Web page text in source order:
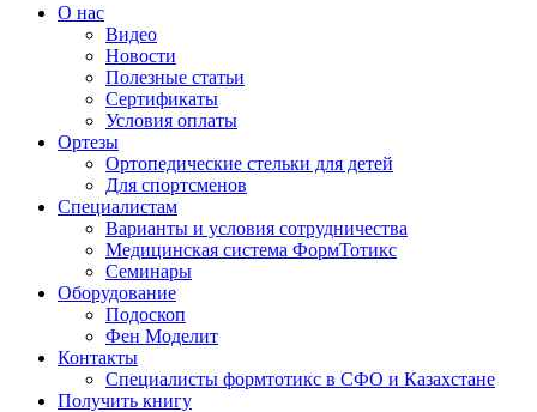
О нас
Видео
Новости
Полезные статьи
Сертификаты
Условия оплаты
Ортезы
Ортопедические стельки для детей
Для спортсменов
Специалистам
Варианты и условия сотрудничества
Медицинская система ФормТотикс
Семинары
Оборудование
Подоскоп
Фен Моделит
Контакты
Специалисты формтотикс в СФО и Казахстане
Получить книгу